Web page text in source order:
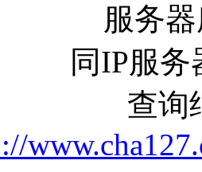
服务
同IP服
查询